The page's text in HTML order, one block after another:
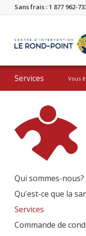
Sans frais : 1 877 962-
Services Vous
Qui sommes-nous?
Qu'est-ce que la
Services
Commande de